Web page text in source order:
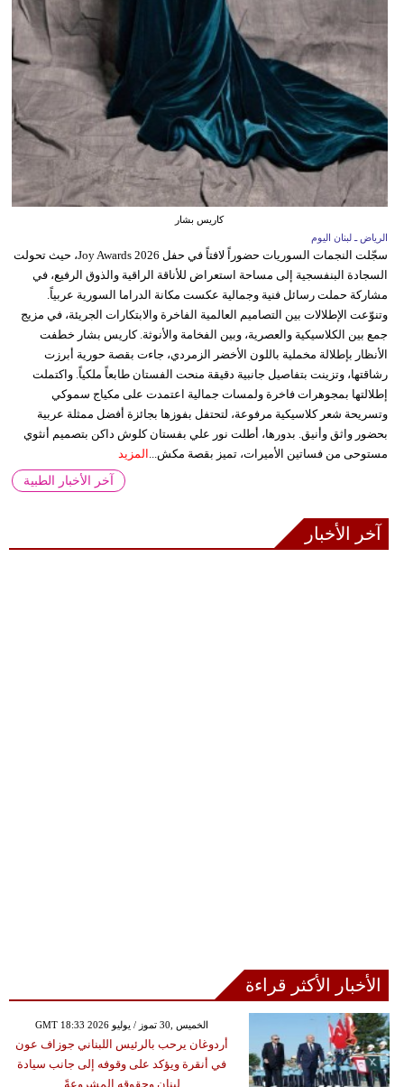
كاريس بشار
الرياض ـ لبنان اليوم
سجّلت النجمات السوريات حضوراً لافتاً في حفل Joy Awards 2026، حيث تحولت
السجادة البنفسجية إلى مساحة استعراض للأناقة الراقية والذوق الرفيع، في
مشاركة حملت رسائل فنية وجمالية عكست مكانة الدراما السورية عربياً.
وتنوّعت الإطلالات بين التصاميم العالمية الفاخرة والابتكارات الجريئة، في مزيج
جمع بين الكلاسيكية والعصرية، وبين الفخامة والأنوثة. كاريس بشار خطفت
الأنظار بإطلالة مخملية باللون الأخضر الزمردي، جاءت بقصة حورية أبرزت
رشاقتها، وتزينت بتفاصيل جانبية دقيقة منحت الفستان طابعاً ملكياً. واكتملت
إطلالتها بمجوهرات فاخرة ولمسات جمالية اعتمدت على مكياج سموكي
وتسريحة شعر كلاسيكية مرفوعة، لتحتفل بفوزها بجائزة أفضل ممثلة عربية
بحضور واثق وأنيق. بدورها، أطلت نور علي بفستان كلوش داكن بتصميم أنثوي
مستوحى من فساتين الأميرات، تميز بقصة مكش...
المزيد
آخر الأخبار الطبية
آخر الأخبار
الأخبار الأكثر قراءة
GMT 18:33 2026 الخميس ,30 تموز / يوليو
أردوغان يرحب بالرئيس اللبناني جوزاف عون
في أنقرة ويؤكد على وقوفه إلى جانب سيادة
لبنان وحقوقه المشروعةً